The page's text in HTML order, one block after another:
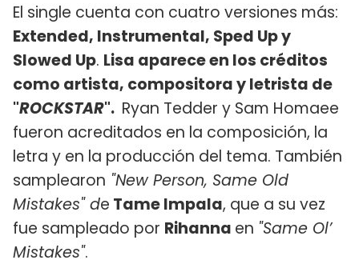
El single cuenta con cuatro versiones más:
Extended, Instrumental, Sped Up y
Slowed Up. Lisa aparece en los créditos
como artista, compositora y letrista de
"ROCKSTAR". Ryan Tedder y Sam Homaee
fueron acreditados en la composición, la
letra y en la producción del tema. También
samplearon "New Person, Same Old
Mistakes" de Tame Impala, que a su vez
fue sampleado por Rihanna en "Same Ol’
Mistakes".